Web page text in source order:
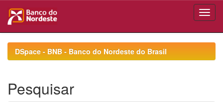
navigationDSpace - BNB - Banco do Nordeste do Brasil
Pesquisar